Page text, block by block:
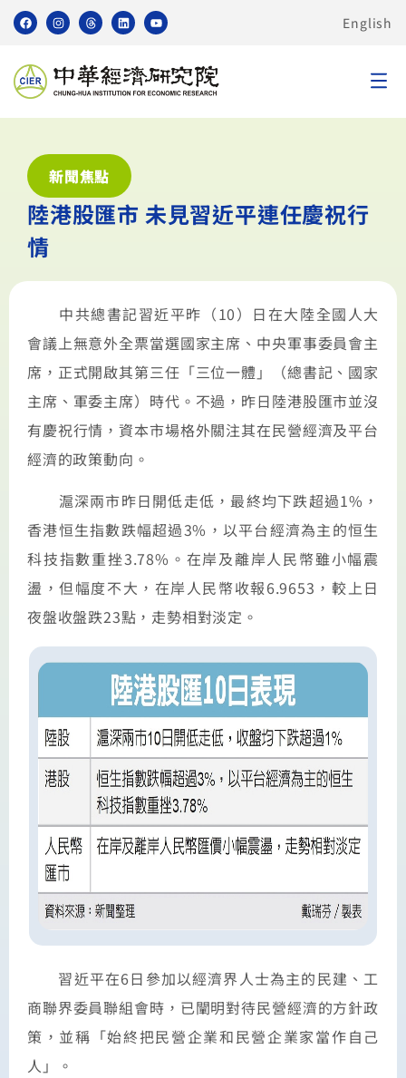
English
新聞焦點
陸港股匯市 未見習近平連任慶祝行
情
中共總書記習近平昨（10）日在大陸全國人大
會議上無意外全票當選國家主席、中央軍事委員會主
席，正式開啟其第三任「三位一體」（總書記、國家
主席、軍委主席）時代。不過，昨日陸港股匯市並沒
有慶祝行情，資本市場格外關注其在民營經濟及平台
經濟的政策動向。
滬深兩市昨日開低走低，最終均下跌超過1%，
香港恒生指數跌幅超過3%，以平台經濟為主的恒生
科技指數重挫3.78%。在岸及離岸人民幣雖小幅震
盪，但幅度不大，在岸人民幣收報6.9653，較上日
夜盤收盤跌23點，走勢相對淡定。
習近平在6日參加以經濟界人士為主的民建、工
商聯界委員聯組會時，已闡明對待民營經濟的方針政
策，並稱「始終把民營企業和民營企業家當作自己
人」。